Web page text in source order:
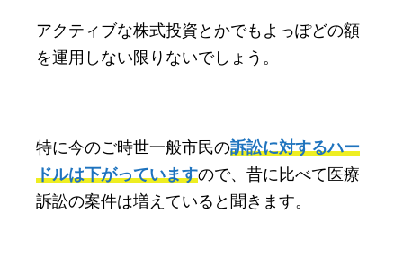
アクティブな株式投資とかでもよっぽどの額
を運用しない限りないでしょう。
特に今のご時世一般市民の訴訟に対するハー
ドルは下がっていますので、昔に比べて医療
訴訟の案件は増えていると聞きます。